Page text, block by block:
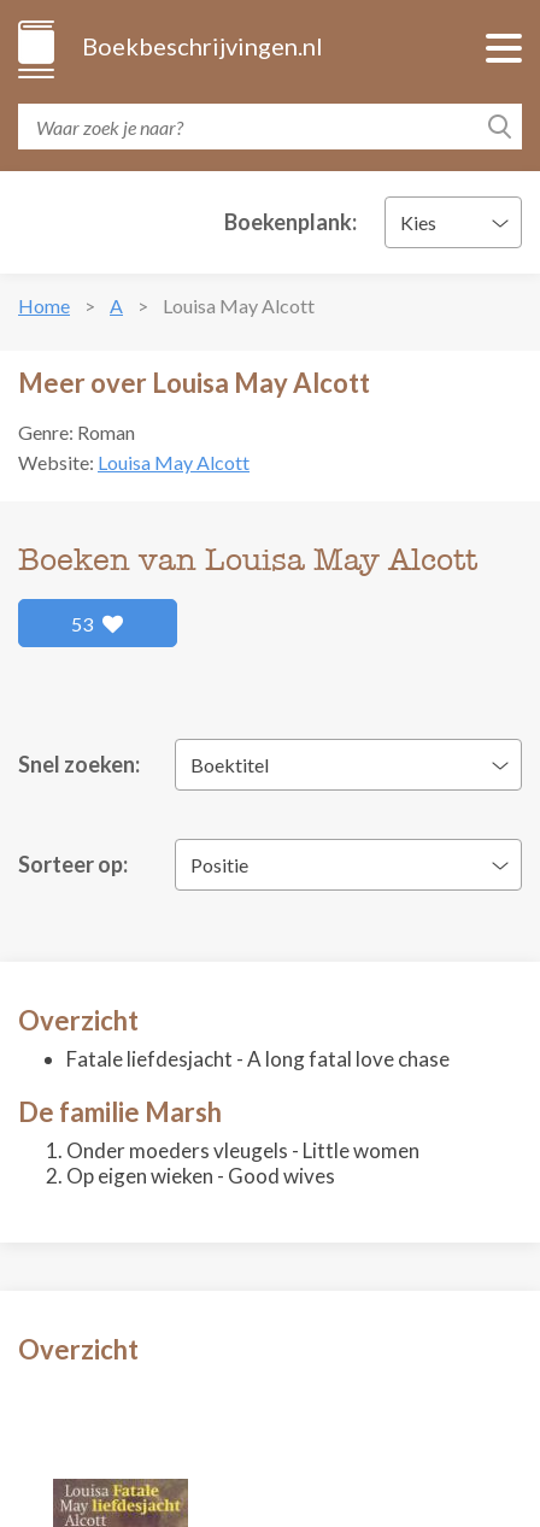
Boekbeschrijvingen.nl
Boekenplank: Kies
Home A Louisa May Alcott
Meer over Louisa May Alcott
Genre: Roman
Website: Louisa May Alcott
Boeken van Louisa May Alcott
53
Snel zoeken: Boektitel
Sorteer op: Positie
Overzicht
Fatale liefdesjacht - A long fatal love chase
De familie Marsh
Onder moeders vleugels - Little women
Op eigen wieken - Good wives
Overzicht